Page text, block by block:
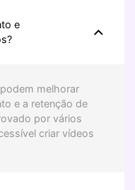
e
melhorar
e a retenção de
por vários
criar vídeos